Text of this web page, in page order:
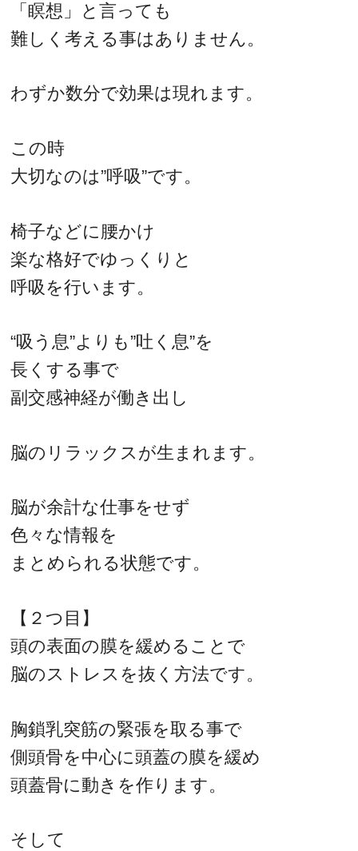
「瞑想」と言っても
難しく考える事はありません。
わずか数分で効果は現れます。
この時
大切なのは”呼吸”です。
椅子などに腰かけ
楽な格好でゆっくりと
呼吸を行います。
“吸う息”よりも”吐く息”を
長くする事で
副交感神経が働き出し
脳のリラックスが生まれます。
脳が余計な仕事をせず
色々な情報を
まとめられる状態です。
【２つ目】
頭の表面の膜を緩めることで
脳のストレスを抜く方法です。
胸鎖乳突筋の緊張を取る事で
側頭骨を中心に頭蓋の膜を緩め
頭蓋骨に動きを作ります。
そして